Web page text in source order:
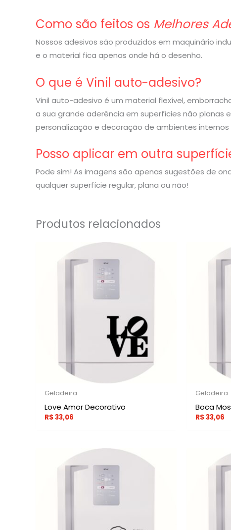
Como são feitos os Melhores
Nossos adesivos são produzidos em maquinário
e o material fica apenas onde há o desenho.
O que é Vinil auto-adesivo?
Vinil auto-adesivo é um material flexível,
a sua grande aderência em superfícies não planas
personalização e decoração de ambientes internos
Posso aplicar em outra
Pode sim! As imagens são apenas sugestões de
qualquer superfície regular, plana ou não!
Produtos relacionados
Geladeira
Love Amor Decorativo
R$33,06
Geladeira
Boca
R$33,06